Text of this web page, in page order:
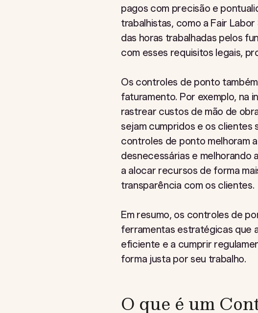
pagos com precisão e
trabalhistas, como a Fair
das horas trabalhadas pelos
com esses requisitos legais,
Os controles de ponto
faturamento. Por exemplo, na
rastrear custos de mão de
sejam cumpridos e os
controles de ponto melhoram
desnecessárias e melhorando
a alocar recursos de forma
transparência com os clientes.
Em resumo, os controles de
ferramentas estratégicas que
eficiente e a cumprir
forma justa por seu trabalho.
O que é um